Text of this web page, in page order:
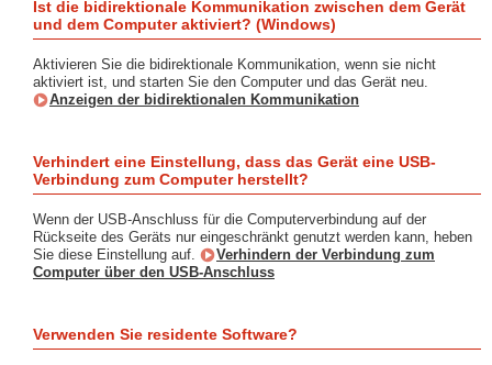
Ist die bidirektionale Kommunikation zwischen dem Gerät
und dem Computer aktiviert? (Windows)
Aktivieren Sie die bidirektionale Kommunikation, wenn sie nicht
aktiviert ist, und starten Sie den Computer und das Gerät neu.
Anzeigen der bidirektionalen Kommunikation
Verhindert eine Einstellung, dass das Gerät eine USB-
Verbindung zum Computer herstellt?
Wenn der USB-Anschluss für die Computerverbindung auf der
Rückseite des Geräts nur eingeschränkt genutzt werden kann, heben
Sie diese Einstellung auf.
Verhindern der Verbindung zum
Computer über den USB-Anschluss
Verwenden Sie residente Software?